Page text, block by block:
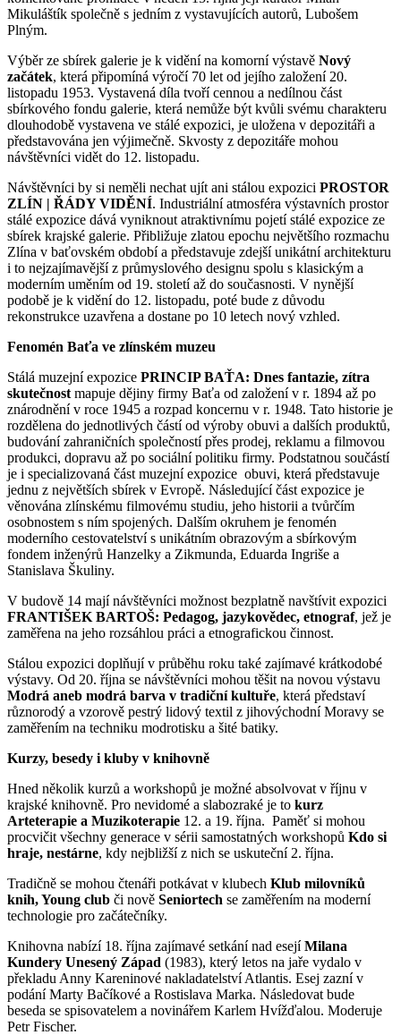
Mikuláštík společně s jedním z vystavujících autorů, Lubošem
Plným.
Výběr ze sbírek galerie je k vidění na komorní výstavě Nový
začátek, která připomíná výročí 70 let od jejího založení 20.
listopadu 1953. Vystavená díla tvoří cennou a nedílnou část
sbírkového fondu galerie, která nemůže být kvůli svému charakteru
dlouhodobě vystavena ve stálé expozici, je uložena v depozitáři a
představována jen výjimečně. Skvosty z depozitáře mohou
návštěvníci vidět do 12. listopadu.
Návštěvníci by si neměli nechat ujít ani stálou expozici PROSTOR
ZLÍN | ŘÁDY VIDĚNÍ. Industriální atmosféra výstavních prostor
stálé expozice dává vyniknout atraktivnímu pojetí stálé expozice ze
sbírek krajské galerie. Přibližuje zlatou epochu největšího rozmachu
Zlína v baťovském období a představuje zdejší unikátní architekturu
i to nejzajímavější z průmyslového designu spolu s klasickým a
moderním uměním od 19. století až do současnosti. V nynější
podobě je k vidění do 12. listopadu, poté bude z důvodu
rekonstrukce uzavřena a dostane po 10 letech nový vzhled.
Fenomén Baťa ve zlínském muzeu
Stálá muzejní expozice PRINCIP BAŤA: Dnes fantazie, zítra
skutečnost mapuje dějiny firmy Baťa od založení v r. 1894 až po
znárodnění v roce 1945 a rozpad koncernu v r. 1948. Tato historie je
rozdělena do jednotlivých částí od výroby obuvi a dalších produktů,
budování zahraničních společností přes prodej, reklamu a filmovou
produkci, dopravu až po sociální politiku firmy. Podstatnou součástí
je i specializovaná část muzejní expozice obuvi, která představuje
jednu z největších sbírek v Evropě. Následující část expozice je
věnována zlínskému filmovému studiu, jeho historii a tvůrčím
osobnostem s ním spojených. Dalším okruhem je fenomén
moderního cestovatelství s unikátním obrazovým a sbírkovým
fondem inženýrů Hanzelky a Zikmunda, Eduarda Ingriše a
Stanislava Škuliny.
V budově 14 mají návštěvníci možnost bezplatně navštívit expozici
FRANTIŠEK BARTOŠ: Pedagog, jazykovědec, etnograf, jež je
zaměřena na jeho rozsáhlou práci a etnografickou činnost.
Stálou expozici doplňují v průběhu roku také zajímavé krátkodobé
výstavy. Od 20. října se návštěvníci mohou těšit na novou výstavu
Modrá aneb modrá barva v tradiční kultuře, která představí
různorodý a vzorově pestrý lidový textil z jihovýchodní Moravy se
zaměřením na techniku modrotisku a šité batiky.
Kurzy, besedy i kluby v knihovně
Hned několik kurzů a workshopů je možné absolvovat v říjnu v
krajské knihovně. Pro nevidomé a slabozraké je to kurz
Arteterapie a Muzikoterapie 12. a 19. října. Paměť si mohou
procvičit všechny generace v sérii samostatných workshopů Kdo si
hraje, nestárne, kdy nejbližší z nich se uskuteční 2. října.
Tradičně se mohou čtenáři potkávat v klubech Klub milovníků
knih, Young club či nově Seniortech se zaměřením na moderní
technologie pro začátečníky.
Knihovna nabízí 18. října zajímavé setkání nad esejíMilana
Kundery Unesený Západ (1983), který letos na jaře vydalo v
překladu Anny Kareninové nakladatelství Atlantis. Esej zazní v
podání Marty Bačíkové a Rostislava Marka. Následovat bude
beseda se spisovatelem a novinářem Karlem Hvížďalou. Moderuje
Petr Fischer.